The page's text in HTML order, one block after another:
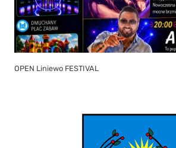
OPEN Liniewo FESTIVAL